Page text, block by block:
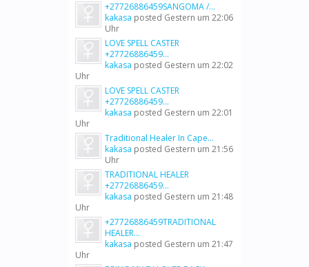
+27726886459SANGOMA /...
kakasa posted Gestern um 22:06
Uhr
LOVE SPELL CASTER
+27726886459...
kakasa posted Gestern um 22:02
Uhr
LOVE SPELL CASTER
+27726886459...
kakasa posted Gestern um 22:01
Uhr
Traditional Healer In Cape...
kakasa posted Gestern um 21:56
Uhr
TRADITIONAL HEALER
+27726886459...
kakasa posted Gestern um 21:48
Uhr
+27726886459TRADITIONAL
HEALER...
kakasa posted Gestern um 21:47
Uhr